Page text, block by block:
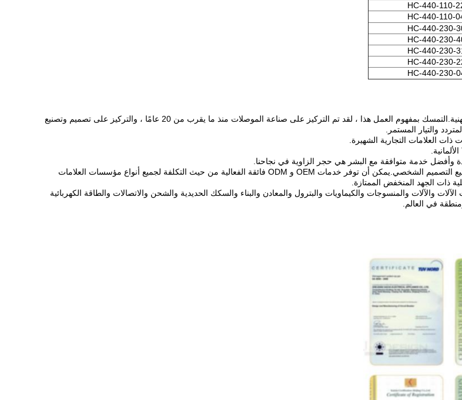
HC-440-110-
HC-440-110-
HC-440-230-
HC-440-230-
HC-440-230-
HC-440-230-
HC-440-230-
نحن ، Yueqing Zeyi electric Co.، Ltd. يهدف إلى إنشاء مؤسسة تصنيع قواطع مهنية.التمسك بمفهوم العمل هذا ، لقد تم التركيز على صناعة الموصلات منذ ما يقرب من 20 عامًا ، والتركيز على تصميم وتصنيع
وأفضل خدمة متوافقة مع البشر هي حجر الزاوية في نجاحنا.
ركز على تصميم المنتج وتصنيعه ، وأصبح موردًا محترفًا لتصنيع المعدات الأصلية ، وتصنيع التصميم الشخصي.يمكن أن توفر خدمات OEM و ODM فائقة الفعالية من حيث التكلفة لجميع أنواع مؤسسات العلامات
ذات الجهد المنخفض الممتازة.
والمنسوجات والكيماويات والبترول والمعادن والبناء والسكك الحديدية والشحن والاتصالات والطاقة الكهربائية